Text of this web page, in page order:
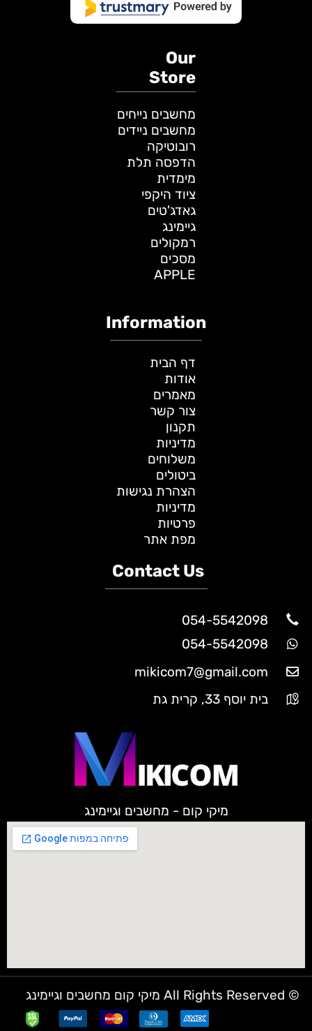
Our
Store
מחשבים נייחים
מחשבים ניידים
רובוטיקה
הדפסה תלת
מימדית
ציוד היקפי
גאדג'טים
גיימינג
רמקולים
מסכים
APPLE
Information
דף הבית
אודות
מאמרים
צור קשר
תקנון
מדיניות
משלוחים
ביטולים
הצהרת נגישות
מדיניות
פרטיות
מפת אתר
Contact Us
054-5542098
054-5542098
mikicom7@gmail.com
בית יוסף 33, קרית גת
מיקי קום - מחשבים וגיימינג
© All Rights Reserved מיקי קום מחשבים וגיימינג